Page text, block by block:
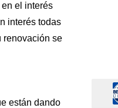
el interés
interés todas
renovación se
están dando